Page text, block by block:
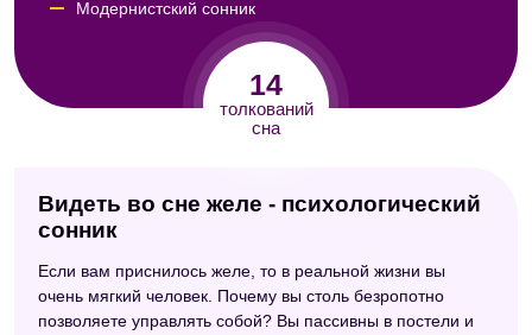
14
толкований
сна
Модернистский сонник
Сонник Кассандры
Сонник Миллера
Сонник сексуальных снов
Сонник Симеона Прозорова
Сонник "Еда"
Американский сонник Дениз Линн
Видеть во сне желе - психологический
сонник
Если вам приснилось желе, то в реальной жизни вы
очень мягкий человек. Почему вы столь безропотно
позволяете управлять собой? Вы пассивны в постели и